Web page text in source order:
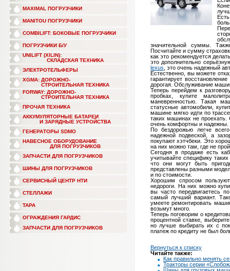
MAXIMAL ПОГРУЗЧИКИ
MANITOU ПОГРУЗЧИКИ
COMBILIFT: БОКОВЫЕ ПОГРУЗЧИКИ
ПОГРУЗЧИКИ Б/У
UNILIFT (XILIN):
СКЛАДСКАЯ ТЕХНИКА
ЭЛЕКТРОТЕЛЬФЕРЫ
XGMA: ДОРОЖНО-
СТРОИТЕЛЬНАЯ ТЕХНИКА
FORWAY: ДОРОЖНО-
СТРОИТЕЛЬНАЯ ТЕХНИКА
ПРОЧАЯ ТЕХНИКА
АККУМУЛЯТОРНЫЕ БАТАРЕИ
И ЗАРЯДНЫЕ УСТРОЙСТВА
ГЕНЕРАТОРЫ SDMO
НАВЕСНОЕ ОБОРУДОВАНИЕ
ДЛЯ ПОГРУЗЧИКОВ
ЗАПЧАСТИ ДЛЯ ПОГРУЗЧИКОВ
ШИНЫ ДЛЯ ПОГРУЗЧИКОВ
СЕРВИСНЫЙ ЦЕНТР НТИ
СТЕЛЛАЖИ
ТАРА
ОГРАЖДЕНИЯ ГАРДИС
ЗАПЧАСТИ ДЛЯ ПОГРУЗЧИКОВ
значительной суммы.
Посчитайте и сумму
как это рекомендуется
это дополнительно
lexus , это очень надежный
Естественно, вы можете
гарантирует
дорогая. Обслуживание
Теперь перейдем к
пробках, купите
маневренностью. Такая
статусные автомобили,
машине мягко идти по
таких машинах не
очень комфортны и надежны.
По бездорожью легче
надежной подвеской, а
покупают хэтчбеки. Это
на них можно там, где не
Сегодня в продаже есть
учитывайте специфику
что они могут быть
представлены разными
и по стоимости.
Хорошим спросом
недороги. На них можно
вы часто передвигаетесь
самый лучший вариант.
умеете ремонтировать
возьмут много.
Теперь поговорим о
процентной ставке,
но лучше выбирать их с
платеж по кредиту не был
Вернуться к списку
Читайте также:
Как правильно менять
Тракторы серии